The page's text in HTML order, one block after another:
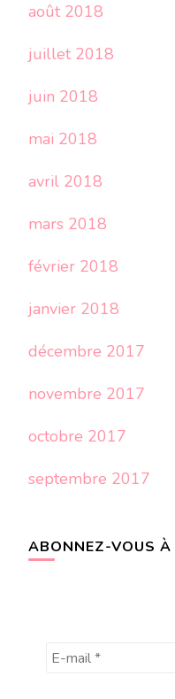
août 2018
juillet 2018
juin 2018
mai 2018
avril 2018
mars 2018
février 2018
janvier 2018
décembre 2017
novembre 2017
octobre 2017
septembre 2017
ABONNEZ-VOUS À